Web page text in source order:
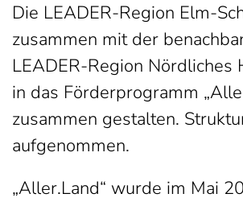
Die LEADER-Region Elm-
zusammen mit der
LEADER-Region Nördliches
in das Förderprogramm
zusammen gestalten.
aufgenommen.
„Aller.Land“ wurde im Mai